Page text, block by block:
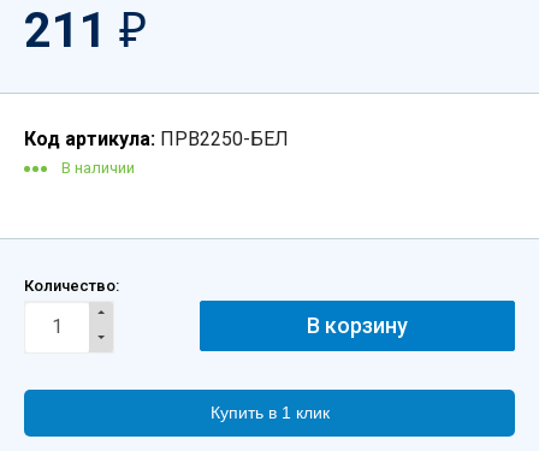
211 ₽
Код артикула: ПРВ2250-БЕЛ
В наличии
Количество:
Купить в 1 клик